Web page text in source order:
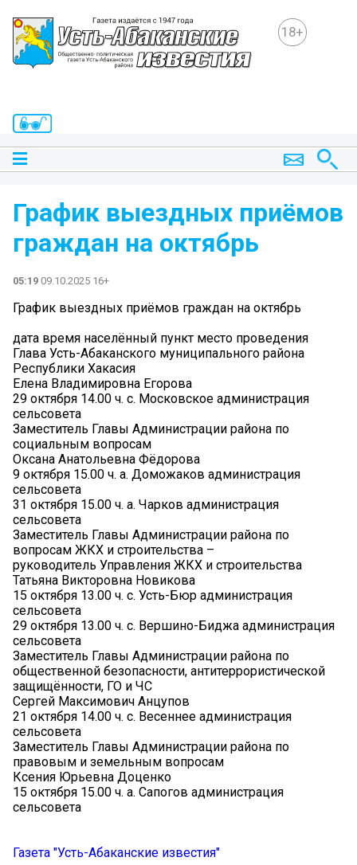
18+
График выездных приёмов
граждан на октябрь
05:19 09.10.2025 16+
График выездных приёмов граждан на октябрь
дата время населённый пункт место проведения
Глава Усть-Абаканского муниципального района
Республики Хакасия
Елена Владимировна Егорова
29 октября 14.00 ч. с. Московское администрация
сельсовета
Заместитель Главы Администрации района по
социальным вопросам
Оксана Анатольевна Фёдорова
9 октября 15.00 ч. а. Доможаков администрация
сельсовета
31 октября 15.00 ч. а. Чарков администрация
сельсовета
Заместитель Главы Администрации района по
вопросам ЖКХ и строительства –
руководитель Управления ЖКХ и строительства
Татьяна Викторовна Новикова
15 октября 13.00 ч. с. Усть-Бюр администрация
сельсовета
29 октября 13.00 ч. с. Вершино-Биджа администрация
сельсовета
Заместитель Главы Администрации района по
общественной безопасности, антитеррористической
защищённости, ГО и ЧС
Сергей Максимович Анцупов
21 октября 14.00 ч. с. Весеннее администрация
сельсовета
Заместитель Главы Администрации района по
правовым и земельным вопросам
Ксения Юрьевна Доценко
15 октября 15.00 ч. а. Сапогов администрация
сельсовета
Газета "Усть-Абаканские известия"